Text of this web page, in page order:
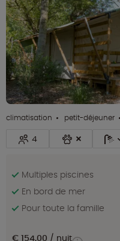
climatisation petit-déjeuner
4
Multiples piscines
En bord de mer
Pour toute la famille
€ 154,00 nuit